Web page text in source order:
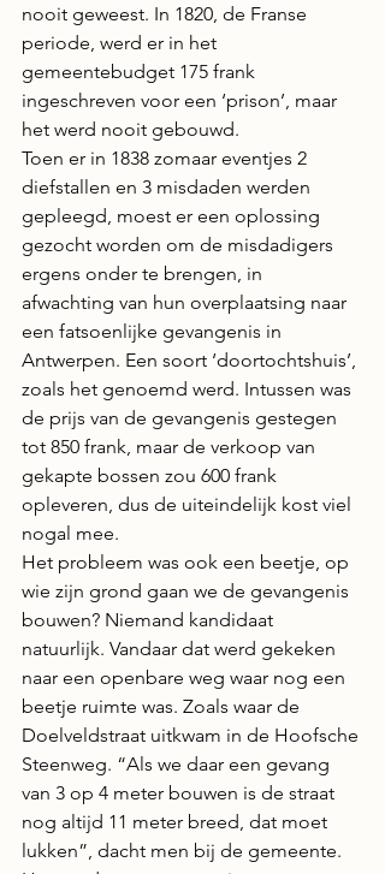
nooit geweest. In 1820, de Franse
periode, werd er in het
gemeentebudget 175 frank
ingeschreven voor een ‘prison’, maar
het werd nooit gebouwd.
Toen er in 1838 zomaar eventjes 2
diefstallen en 3 misdaden werden
gepleegd, moest er een oplossing
gezocht worden om de misdadigers
ergens onder te brengen, in
afwachting van hun overplaatsing naar
een fatsoenlijke gevangenis in
Antwerpen. Een soort ‘doortochtshuis’,
zoals het genoemd werd. Intussen was
de prijs van de gevangenis gestegen
tot 850 frank, maar de verkoop van
gekapte bossen zou 600 frank
opleveren, dus de uiteindelijk kost viel
nogal mee.
Het probleem was ook een beetje, op
wie zijn grond gaan we de gevangenis
bouwen? Niemand kandidaat
natuurlijk. Vandaar dat werd gekeken
naar een openbare weg waar nog een
beetje ruimte was. Zoals waar de
Doelveldstraat uitkwam in de Hoofsche
Steenweg. “Als we daar een gevang
van 3 op 4 meter bouwen is de straat
nog altijd 11 meter breed, dat moet
lukken”, dacht men bij de gemeente.